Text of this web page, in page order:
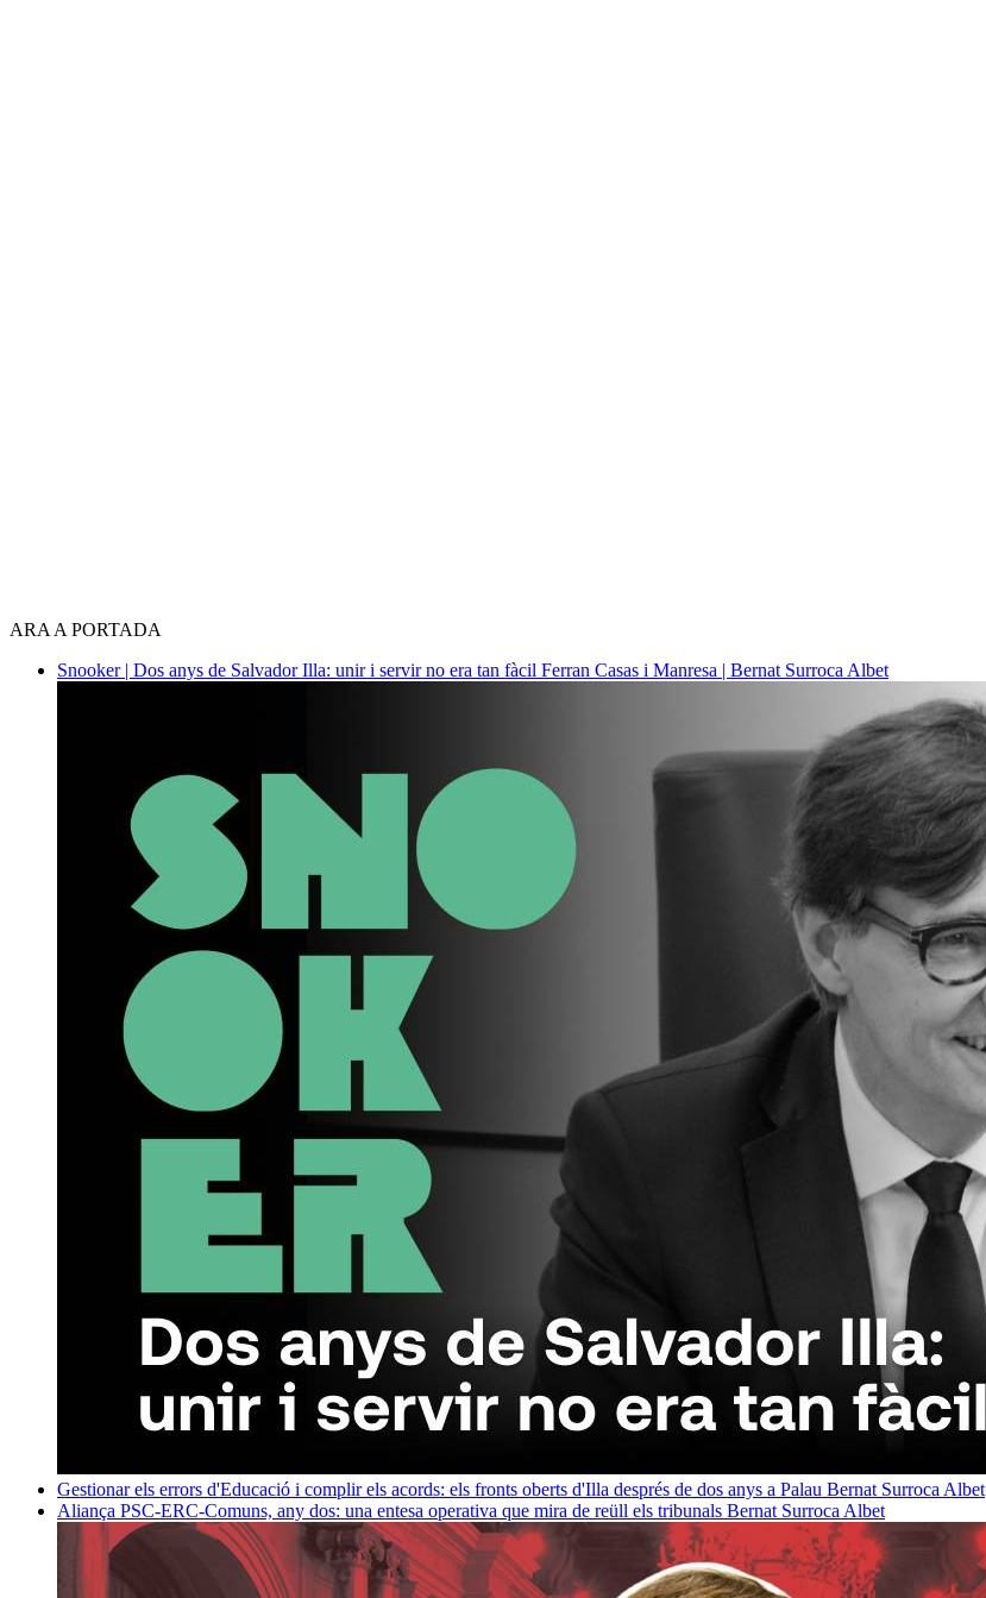
ARA A PORTADA
Snooker | Dos anys de Salvador Illa: unir i servir no era tan fàcil Ferran Casas i Manresa | Bernat Surroca Albet
Gestionar els errors d'Educació i complir els acords: els fronts oberts d'Illa després de dos anys a Palau Bernat Surroca Albet
Aliança PSC-ERC-Comuns, any dos: una entesa operativa que mira de reüll els tribunals Bernat Surroca Albet